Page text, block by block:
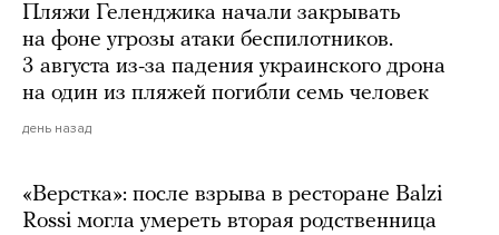
Пляжи Геленджика начали закрывать
на фоне угрозы атаки беспилотников.
3 августа из-за падения украинского дрона
на один из пляжей погибли семь человек
день назад
«Верстка»: после взрыва в ресторане Balzi
Rossi могла умереть вторая родственница